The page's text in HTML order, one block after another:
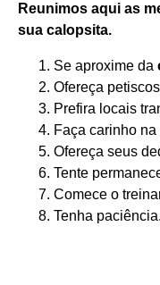
Reunimos aqui as
sua calopsita.
Se aproxime da
Ofereça
Prefira locais
Faça carinho na
Ofereça seus
Tente
Comece o
Tenha paciência.